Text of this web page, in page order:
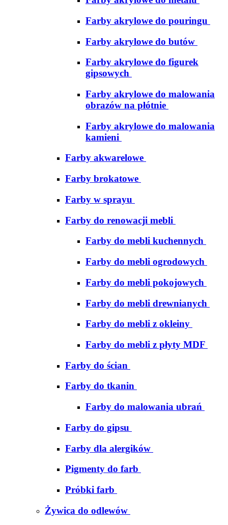
Farby akrylowe do pouringu
Farby akrylowe do butów
Farby akrylowe do figurek
gipsowych
Farby akrylowe do malowania
obrazów na płótnie
Farby akrylowe do malowania
kamieni
Farby akwarelowe
Farby brokatowe
Farby w sprayu
Farby do renowacji mebli
Farby do mebli kuchennych
Farby do mebli ogrodowych
Farby do mebli pokojowych
Farby do mebli drewnianych
Farby do mebli z okleiny
Farby do mebli z płyty MDF
Farby do ścian
Farby do tkanin
Farby do malowania ubrań
Farby do gipsu
Farby dla alergików
Pigmenty do farb
Próbki farb
Żywica do odlewów